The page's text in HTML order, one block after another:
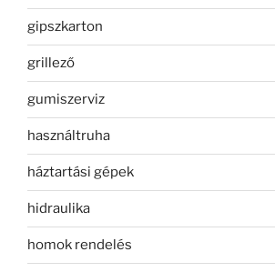
gipszkarton
grillező
gumiszerviz
használtruha
háztartási gépek
hidraulika
homok rendelés